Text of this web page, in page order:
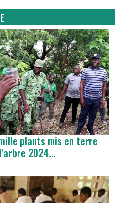
plants mis en terre
2024...